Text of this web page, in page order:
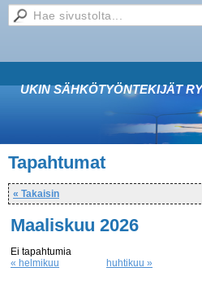
UKIN SÄHKÖTYÖNTEKIJÄT RY
Tapahtumat
« Takaisin
Maaliskuu 2026
Ei tapahtumia
« helmikuu
huhtikuu »